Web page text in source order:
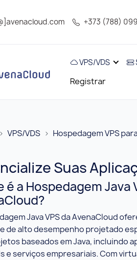
+373 (788)
VPS/VDS
Registrar
VPS/VDS Hospedagem VPS
Suas
é a Hospedagem Java
Java VPS da AvenaCloud
de alto desempenho projetado
baseados em Java, incluindo
e serviços empresariais. Com